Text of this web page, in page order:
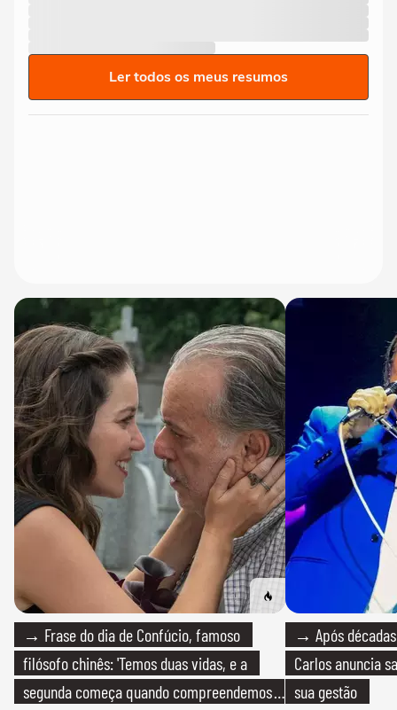
Ler todos os meus resumos
→ Frase do dia de Confúcio, famoso
filósofo chinês: 'Temos duas vidas, e a
segunda começa quando compreendemos
→ Após
Carlos anuncia
sua gestão